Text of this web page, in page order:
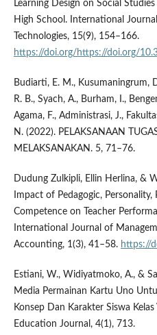
Learning Design on Social
High School. International
Technologies, 15(9), 154–166.
https://doi.org/https://doi.org/
Budiarti, E. M., Kusumaningrum,
R. B., Syach, A., Burham, I.,
Agama, F., Administrasi, J.,
N. (2022). PELAKSANAAN
MELAKSANAKAN. 5, 71–76.
Dudung Zulkipli, Ellin Herlina, &
Impact of Pedagogic, Personality,
Competence on Teacher
International Journal of
Accounting, 1(3), 41–58. https://
Estiani, W., Widiyatmoko, A., &
Media Permainan Kartu Uno
Konsep Dan Karakter Siswa
Education Journal, 4(1), 713.